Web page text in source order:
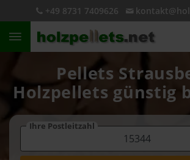
+49 8731 7409626
Pellets
Holzpellets günstig
Ihre Postleitzahl